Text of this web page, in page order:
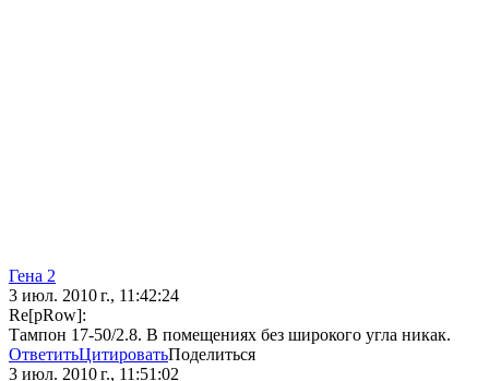
Гена 2
3 июл. 2010 г., 11:42:24
Re[pRow]:
Тампон 17-50/2.8. В помещениях без широкого угла никак.
ОтветитьЦитироватьПоделиться
3 июл. 2010 г., 11:51:02